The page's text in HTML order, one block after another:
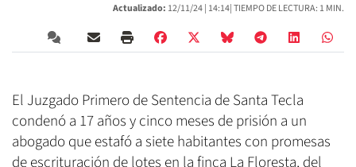
Actualizado: 12/11/24 | 14:14| TIEMPO DE LECTURA: 1 MIN.
El Juzgado Primero de Sentencia de Santa Tecla
condenó a 17 años y cinco meses de prisión a un
abogado que estafó a siete habitantes con promesas
de escrituración de lotes en la finca La Floresta, del